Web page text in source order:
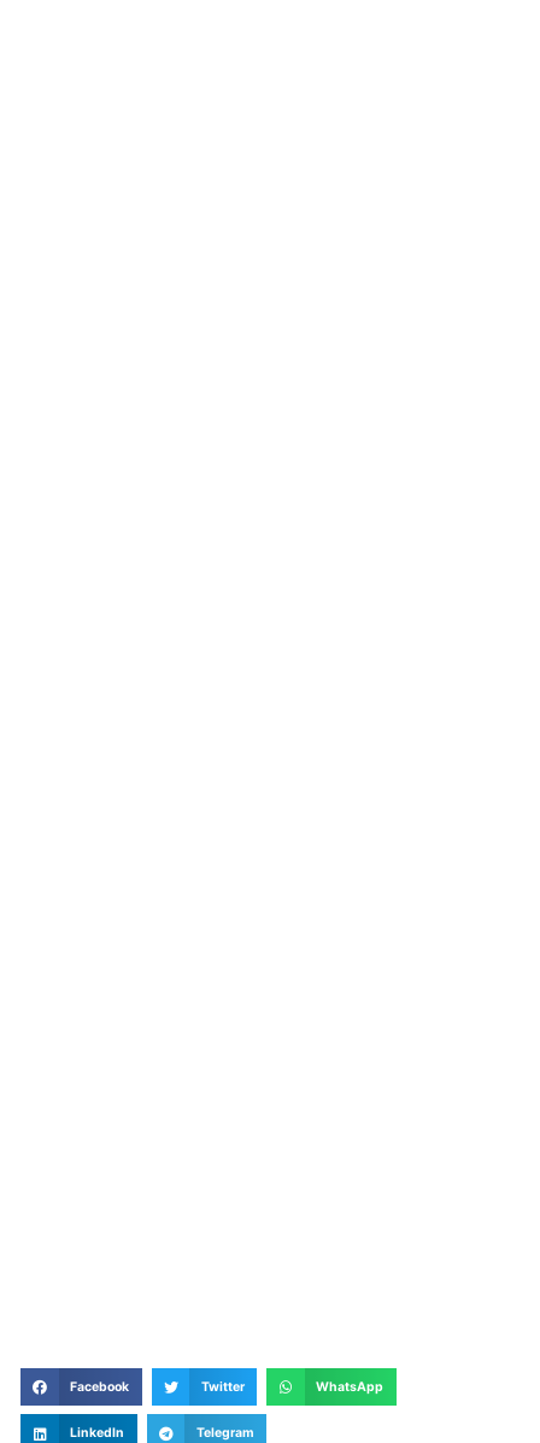
Facebook Twitter WhatsApp
LinkedIn Telegram